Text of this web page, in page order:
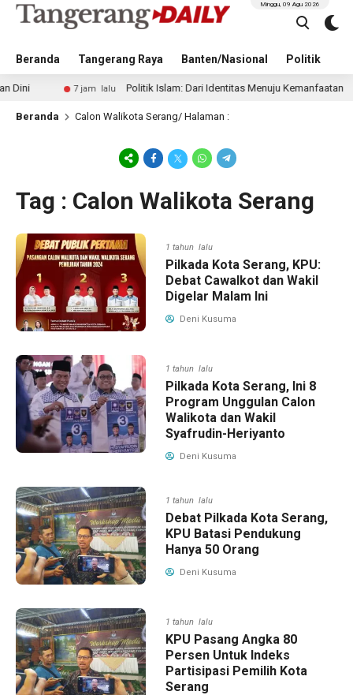
Beranda Tangerang Raya Banten/Nasional Politik
Minggu, 09 Agu 2026
7 jam lalu Politik Islam: Dari Identitas Menuju Kemanfaatan
Beranda Calon Walikota Serang/ Halaman :
Tag : Calon Walikota Serang
1 tahun lalu
Pilkada Kota Serang, KPU:
Debat Cawalkot dan Wakil
Digelar Malam Ini
Deni Kusuma
1 tahun lalu
Pilkada Kota Serang, Ini 8
Program Unggulan Calon
Walikota dan Wakil
Syafrudin-Heriyanto
Deni Kusuma
1 tahun lalu
Debat Pilkada Kota Serang,
KPU Batasi Pendukung
Hanya 50 Orang
Deni Kusuma
1 tahun lalu
KPU Pasang Angka 80
Persen Untuk Indeks
Partisipasi Pemilih Kota
Serang